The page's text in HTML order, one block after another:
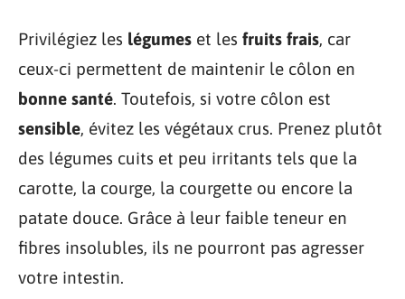
Privilégiez les légumes et les fruits frais, car
ceux-ci permettent de maintenir le côlon en
bonne santé. Toutefois, si votre côlon est
sensible, évitez les végétaux crus. Prenez plutôt
des légumes cuits et peu irritants tels que la
carotte, la courge, la courgette ou encore la
patate douce. Grâce à leur faible teneur en
fibres insolubles, ils ne pourront pas agresser
votre intestin.